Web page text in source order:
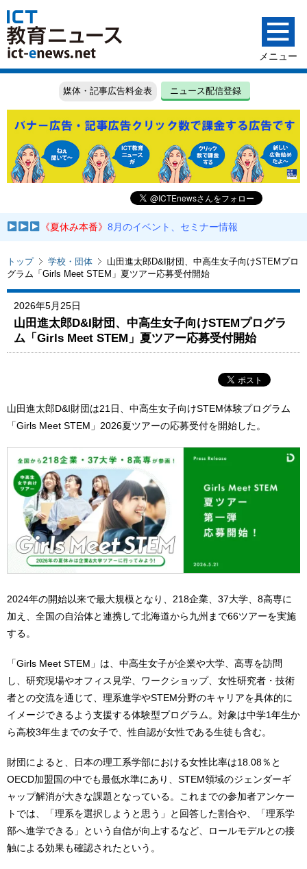
媒体・記事広告料金表 ニュース配信登録
《夏休み本番》8月のイベント、セミナー情報
トップ 学校・団体
山田進太郎D&I財団、中高生女子向けSTEMプロ
グラム「Girls Meet STEM」夏ツアー応募受付開始
2026年5月25日
山田進太郎D&I財団、中高生女子向けSTEMプログラ
ム「Girls Meet STEM」夏ツアー応募受付開始
山田進太郎D&I財団は21日、中高生女子向けSTEM体験プログラム
「Girls Meet STEM」2026夏ツアーの応募受付を開始した。
2024年の開始以来で最大規模となり、218企業、37大学、8高専に
加え、全国の自治体と連携して北海道から九州まで66ツアーを実施
する。
「Girls Meet STEM」は、中高生女子が企業や大学、高専を訪問
し、研究現場やオフィス見学、ワークショップ、女性研究者・技術
者との交流を通じて、理系進学やSTEM分野のキャリアを具体的に
イメージできるよう支援する体験型プログラム。対象は中学1年生か
ら高校3年生までの女子で、性自認が女性である生徒も含む。
財団によると、日本の理工系学部における女性比率は18.08％と
OECD加盟国の中でも最低水準にあり、STEM領域のジェンダーギ
ャップ解消が大きな課題となっている。これまでの参加者アンケー
トでは、「理系を選択しようと思う」と回答した割合や、「理系学
部へ進学できる」という自信が向上するなど、ロールモデルとの接
触による効果も確認されたという。